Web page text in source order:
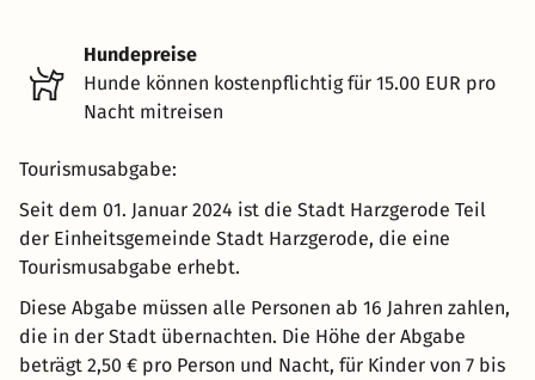
Hundepreise
Hunde können kostenpflichtig für 15.00 EUR pro
Nacht mitreisen
Tourismusabgabe:
Seit dem 01. Januar 2024 ist die Stadt Harzgerode Teil
der Einheitsgemeinde Stadt Harzgerode, die eine
Tourismusabgabe erhebt.
Diese Abgabe müssen alle Personen ab 16 Jahren zahlen,
die in der Stadt übernachten. Die Höhe der Abgabe
beträgt 2,50 € pro Person und Nacht, für Kinder von 7 bis